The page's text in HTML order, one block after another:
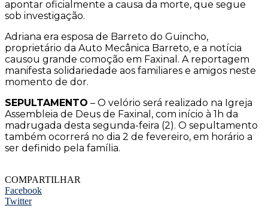
apontar oficialmente a causa da morte, que segue
sob investigação.
Adriana era esposa de Barreto do Guincho,
proprietário da Auto Mecânica Barreto, e a notícia
causou grande comoção em Faxinal. A reportagem
manifesta solidariedade aos familiares e amigos neste
momento de dor.
SEPULTAMENTO – O velório será realizado na Igreja
Assembleia de Deus de Faxinal, com início à 1h da
madrugada desta segunda-feira (2). O sepultamento
também ocorrerá no dia 2 de fevereiro, em horário a
ser definido pela família.
COMPARTILHAR
Facebook
Twitter